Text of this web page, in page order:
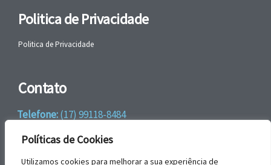
Políticas de Cookies
Utilizamos cookies para melhorar a sua experiência de
Politica de Privacidade
Politica de Privacidade
Contato
Telefone:(17) 99118-8484
WhatsApp:+55 (17) 99118-8484
email:faleconosco@gbrengenharia.com